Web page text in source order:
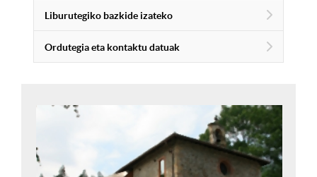
Liburutegiko bazkide izateko
Ordutegia eta kontaktu datuak